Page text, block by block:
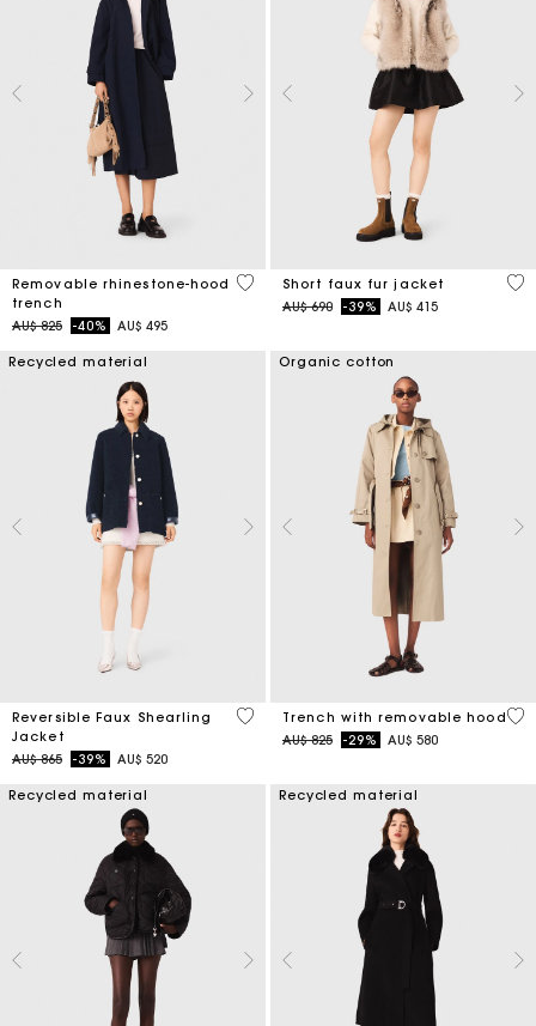
Removable rhinestone-hood
trench
Price reduced from
AU$ 825to-40% AU$ 495
5 out of 5 Customer Rating
Short faux fur jacket
Price reduced from
AU$ 690to-39% AU$ 415
4,5
Recycled material
Reversible Faux Shearling
Jacket
Price reduced from
AU$ 865to-39% AU$ 520
4,8 out of 5 Customer Rating
Organic cotton
Trench with removable hood
Price reduced from
AU$ 825to-29% AU$ 580
4,1
Recycled material Recycled material